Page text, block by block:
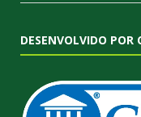
DESENVOLVIDO POR